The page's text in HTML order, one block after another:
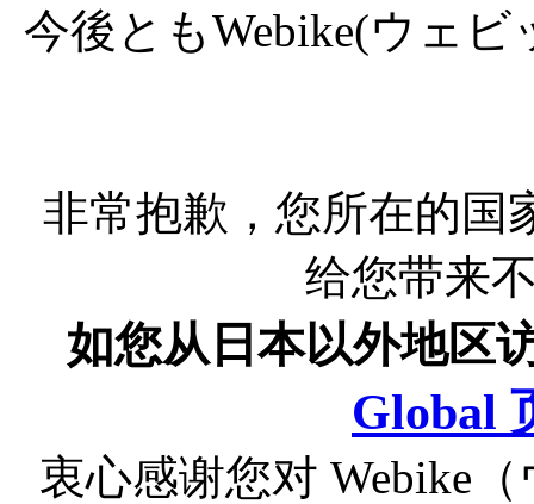
今後ともWebike(ウェ
非常抱歉，您所在的国
给您带来
如您从日本以外地区
Global
衷心感谢您对 Webike